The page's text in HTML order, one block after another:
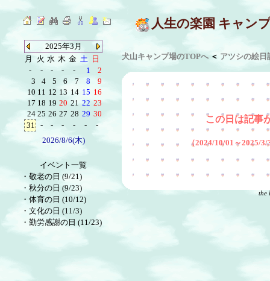
2025年3月
月
火 水 木 金 土 日
-
- - - - 1
2
3
4 5 6 7 8
9
10 11 12 13 14 15 16
17 18 19 20 21 22 23
24 25 26 27 28 29 30
31
- - - - -
-
2026/8/6(木)
イベント一覧
・ 敬老の日 (9/21)
・ 秋分の日 (9/23)
・ 体育の日 (10/12)
・ 文化の日 (11/3)
・ 勤労感謝の日 (11/23)
人生の楽園 キャン
犬山キャンプ場のTOPへ＜ アツシの絵日
この日は記事
（2024/10/01～2025/
the